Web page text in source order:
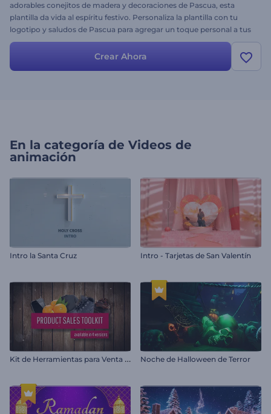
adorables conejitos de madera y decoraciones de Pascua, esta
plantilla da vida al espíritu festivo. Personaliza la plantilla con tu
logotipo y saludos de Pascua para agregar un toque personal a tus
mensajes festivos. Ideal para compartir deseos de Pascua con
familia, amigos o clientes, esta plantilla evoca la calidez y la alegría
de la temporada. ¡No te pierdas la oportunidad de difundir la
Crear Ahora
En la categoría de Videos de
animación
Intro la Santa Cruz Intro - Tarjetas de San Valentín
K
it de Herramientas para Venta de Productos Noche de Halloween de Terror